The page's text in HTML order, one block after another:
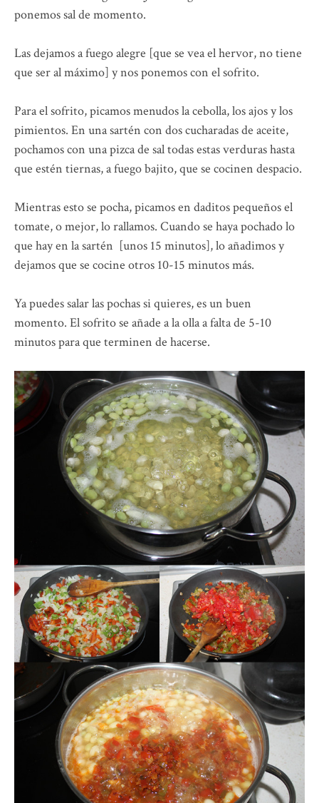
ponemos sal de momento.
Las dejamos a fuego alegre [que se vea el hervor, no tiene
que ser al máximo] y nos ponemos con el sofrito.
Para el sofrito, picamos menudos la cebolla, los ajos y los
pimientos. En una sartén con dos cucharadas de aceite,
pochamos con una pizca de sal todas estas verduras hasta
que estén tiernas, a fuego bajito, que se cocinen despacio.
Mientras esto se pocha, picamos en daditos pequeños el
tomate, o mejor, lo rallamos. Cuando se haya pochado lo
que hay en la sartén [unos 15 minutos], lo añadimos y
dejamos que se cocine otros 10-15 minutos más.
Ya puedes salar las pochas si quieres, es un buen
momento. El sofrito se añade a la olla a falta de 5-10
minutos para que terminen de hacerse.